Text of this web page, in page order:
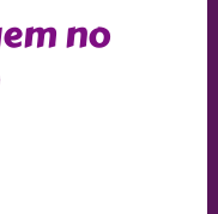
no